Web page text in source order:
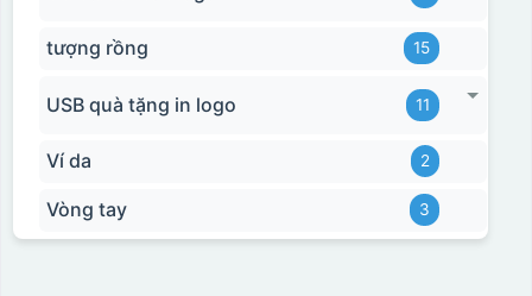
tượng rồng 15
USB quà tặng in logo 11
Ví da 2
Vòng tay 3